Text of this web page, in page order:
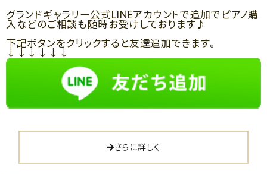
グランドギャラリー公式LINEアカウントで追加でピアノ購
入などのご相談も随時お受けしております♪
下記ボタンをクリックすると友達追加できます。
↓↓↓↓↓↓
さらに詳しく